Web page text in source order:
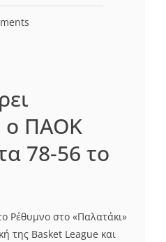
ο ΠΑΟΚ
78-56 το
Ρέθυμνο στο «Παλατάκι»
της Basket League και